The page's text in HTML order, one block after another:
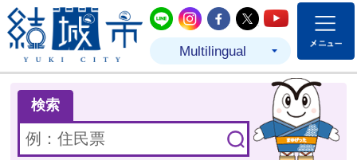
結城市公式LINE
結城市公式Instagram
結城市公式
結城市公式
結城市
Multilingual
検索